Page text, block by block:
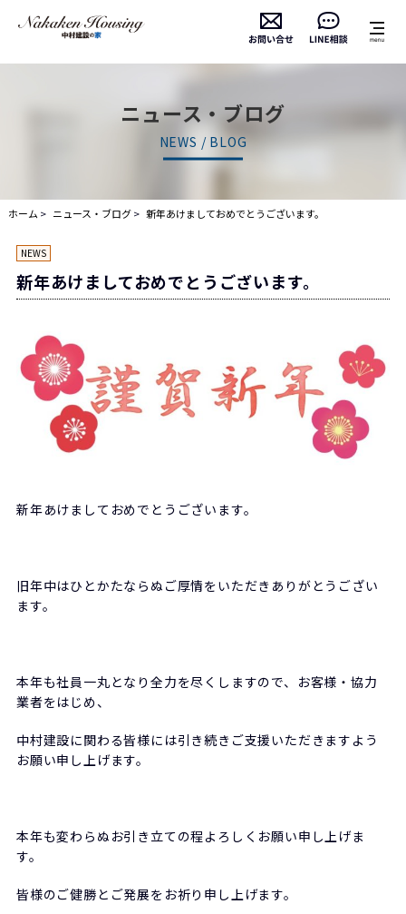
ニュース・ブログ
NEWS / BLOG
ホーム ニュース・ブログ 新年あけましておめでとうございます。
NEWS
新年あけましておめでとうございます。
新年あけましておめでとうございます。
旧年中はひとかたならぬご厚情をいただきありがとうござい
ます。
本年も社員一丸となり全力を尽くしますので、お客様・協力
業者をはじめ、
中村建設に関わる皆様には引き続きご支援いただきますよう
お願い申し上げます。
本年も変わらぬお引き立ての程よろしくお願い申し上げま
す。
皆様のご健勝とご発展をお祈り申し上げます。